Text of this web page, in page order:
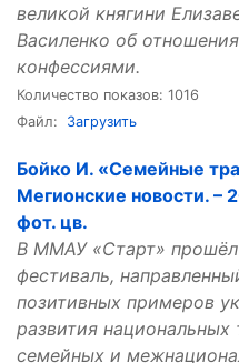
великой княгини
Василенко об
конфессиями.
Количество показов: 1016
Файл: Загрузить
Бойко И. «Семейные
Мегионские новости. –
фот. цв.
В ММАУ «Старт»
фестиваль,
позитивных примеров
развития
семейных и